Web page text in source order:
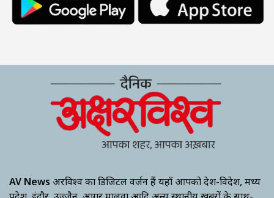
AV News अक्षरविश्व का डिजिटल वर्जन हैं यहाँ आपको देश-विदेश, मध्य